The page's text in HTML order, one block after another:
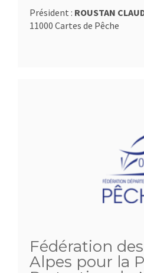
Président : ROUSTAN
11000 Cartes de Pêche
Fédération
Alpes pour la